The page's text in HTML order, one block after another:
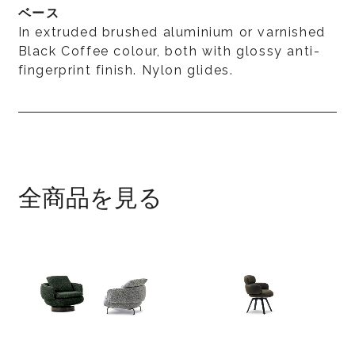
ベース
In extruded brushed aluminium or varnished
Black Coffee colour, both with glossy anti-
fingerprint finish. Nylon glides.
全商品を見る